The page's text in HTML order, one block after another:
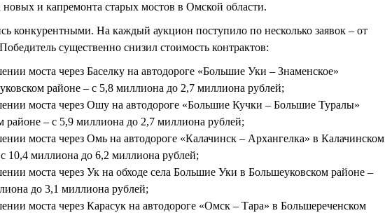
новых и капремонта старых мостов в Омской области.
конкурентными. На каждый аукцион поступило по несколько заявок – от
существенно снизил стоимость контрактов:
моста через Баселку на автодороге «Большие Уки – Знаменское»
районе – с 5,8 миллиона до 2,7 миллиона рублей;
моста через Ошу на автодороге «Большие Кучки – Большие Туралы»
районе – с 5,9 миллиона до 2,7 миллиона рублей;
моста через Омь на автодороге «Калачинск – Архангелка» в Калачинском
10,4 миллиона до 6,2 миллиона рублей;
моста через Ук на обходе села Большие Уки в Большеуковском районе –
до 3,1 миллиона рублей;
моста через Карасук на автодороге «Омск – Тара» в Большереченском